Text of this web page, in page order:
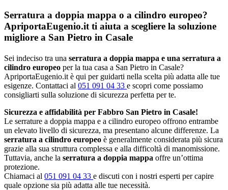
Serratura a doppia mappa o a cilindro europeo?
ApriportaEugenio.it ti aiuta a scegliere la soluzione
migliore a San Pietro in Casale
Sei indeciso tra una serratura a doppia mappa e una serratura a
cilindro europeo per la tua casa a San Pietro in Casale?
ApriportaEugenio.it è qui per guidarti nella scelta più adatta alle tue
esigenze. Contattaci al 051 091 04 33 e scopri come possiamo
consigliarti sulla soluzione di sicurezza perfetta per te.
Sicurezza e affidabilità per Fabbro San Pietro in Casale!
Le serrature a doppia mappa e a cilindro europeo offrono entrambe
un elevato livello di sicurezza, ma presentano alcune differenze. La
serratura a cilindro europeo è generalmente considerata più sicura
grazie alla sua struttura complessa e alla difficoltà di manomissione.
Tuttavia, anche la serratura a doppia mappa offre un’ottima
protezione.
Chiamaci al 051 091 04 33 e discuti con i nostri esperti per capire
quale opzione sia più adatta alle tue necessità.